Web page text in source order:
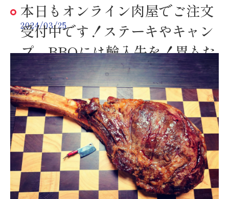
本日もオンライン肉屋でご注文
受付中です！ステーキやキャン
プ、BBQには輸入牛を！胃もた
れせずいっぱい食べられます
よ！
2024/03/25